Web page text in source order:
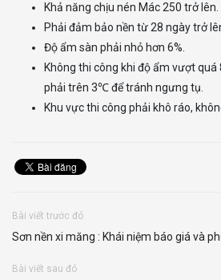
Khả năng chịu nén Mác 250 trở lên.
Phải đảm bảo nền từ 28 ngày trở
Độ ẩm sàn phải nhỏ hơn 6%.
Không thi công khi độ ẩm vượt quá
phải trên 3℃ để tránh ngưng tụ.
Khu vực thi công phải khô ráo,
Bài viết trước đó
Sơn nền xi măng : Khái niệm báo giá và
Bài viết sau đó